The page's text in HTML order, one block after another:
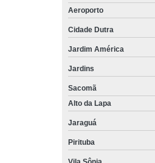
Aeroporto
Cidade Dutra
Jardim América
Jardins
Sacomã
Alto da Lapa
Jaraguá
Pirituba